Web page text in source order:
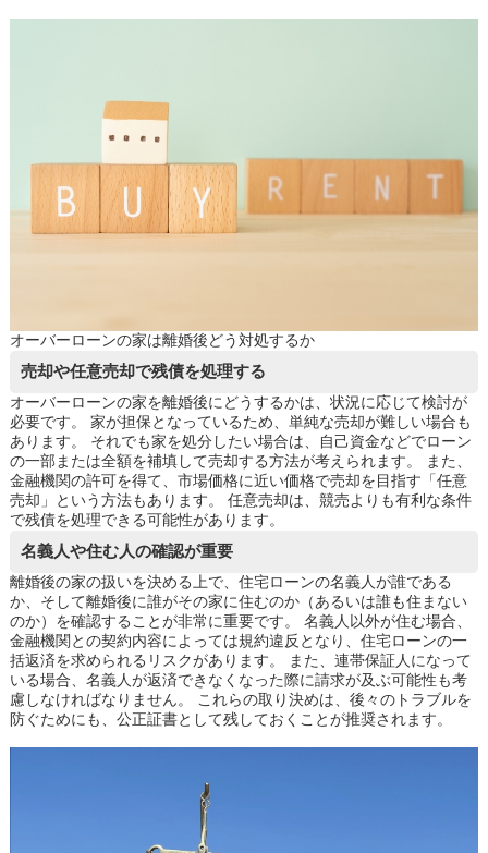
オーバーローンの家は離婚後どう対処するか
売却や任意売却で残債を処理する
オーバーローンの家を離婚後にどうするかは、状況に応じて検討が
必要です。 家が担保となっているため、単純な売却が難しい場合も
あります。 それでも家を処分したい場合は、自己資金などでローン
の一部または全額を補填して売却する方法が考えられます。 また、
金融機関の許可を得て、市場価格に近い価格で売却を目指す「任意
売却」という方法もあります。 任意売却は、競売よりも有利な条件
で残債を処理できる可能性があります。
名義人や住む人の確認が重要
離婚後の家の扱いを決める上で、住宅ローンの名義人が誰である
か、そして離婚後に誰がその家に住むのか（あるいは誰も住まない
のか）を確認することが非常に重要です。 名義人以外が住む場合、
金融機関との契約内容によっては規約違反となり、住宅ローンの一
括返済を求められるリスクがあります。 また、連帯保証人になって
いる場合、名義人が返済できなくなった際に請求が及ぶ可能性も考
慮しなければなりません。 これらの取り決めは、後々のトラブルを
防ぐためにも、公正証書として残しておくことが推奨されます。